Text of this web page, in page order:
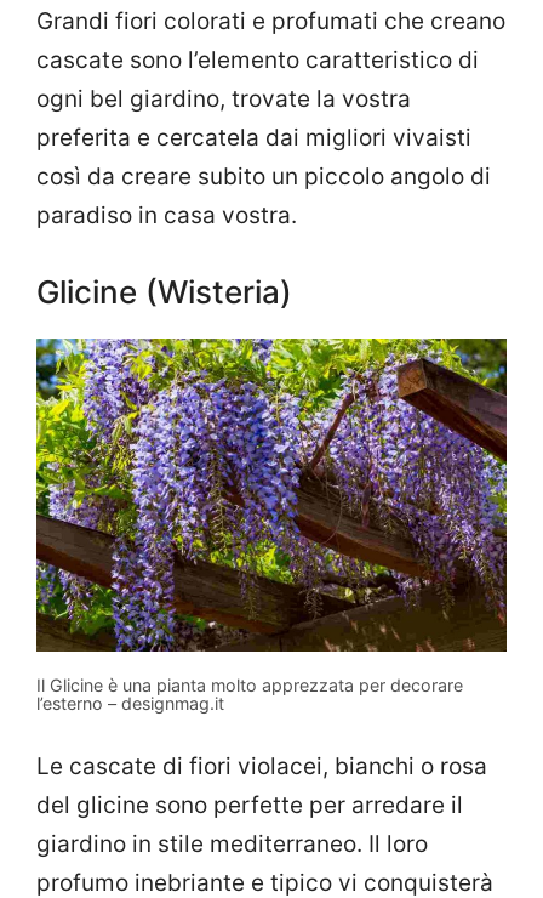
Grandi fiori colorati e profumati che creano
cascate sono l’elemento caratteristico di
ogni bel giardino, trovate la vostra
preferita e cercatela dai migliori vivaisti
così da creare subito un piccolo angolo di
paradiso in casa vostra.
Glicine (Wisteria)
Il Glicine è una pianta molto apprezzata per decorare
l’esterno – designmag.it
Le cascate di fiori violacei, bianchi o rosa
del glicine sono perfette per arredare il
giardino in stile mediterraneo. Il loro
profumo inebriante e tipico vi conquisterà